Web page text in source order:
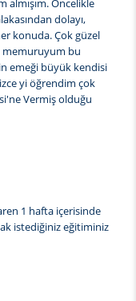
almışım. Öncelikle
dolayı,
konuda. Çok güzel
memuruyum bu
emeği büyük kendisi
yi öğrendim çok
Vermiş olduğu
1 hafta içerisinde
istediğiniz eğitiminiz